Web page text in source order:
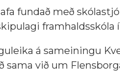
fundað með
framhaldsskóla
á sameiningu
sama við um